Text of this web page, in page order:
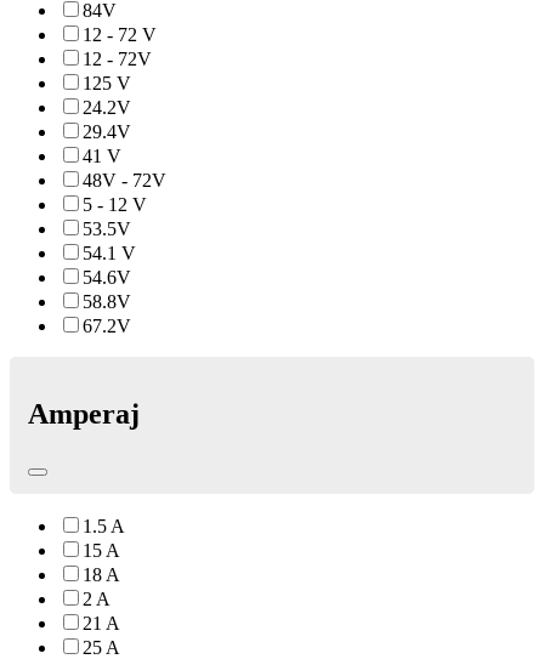
84V
12 - 72 V
12 - 72V
125 V
24.2V
29.4V
41 V
48V - 72V
5 - 12 V
53.5V
54.1 V
54.6V
58.8V
67.2V
Amperaj
1.5 A
15 A
18 A
2 A
21 A
25 A